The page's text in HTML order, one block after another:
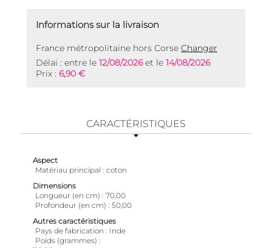
Informations sur la livraison
France métropolitaine hors Corse Changer
Délai : entre le 12/08/2026et le 14/08/2026
Prix : 6,90 €
CARACTÉRISTIQUES
Aspect
Matériau principal
coton
Dimensions
Longueur (en cm)
70,00
Profondeur (en cm)
50,00
Autres caractéristiques
Pays de fabrication
Inde
Poids (grammes)